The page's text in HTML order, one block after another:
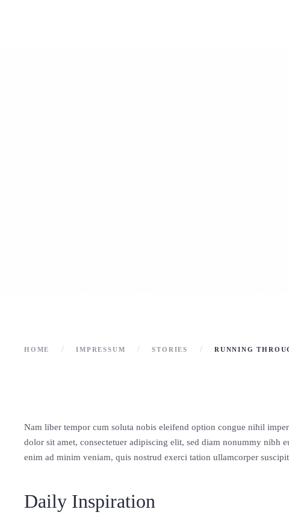
HOME IMPRESSUM STORIES RUNNING
Nam liber tempor cum soluta nobis eleifend option congue nihil
dolor sit amet, consectetuer adipiscing elit, sed diam nonummy nibh
enim ad minim veniam, quis nostrud exerci tation ullamcorper
Daily Inspiration